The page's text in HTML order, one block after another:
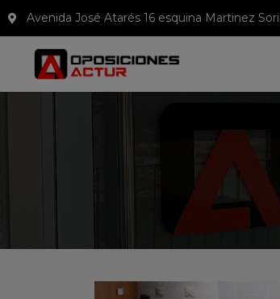
Avenida José Atarés 16 esquina Martinez